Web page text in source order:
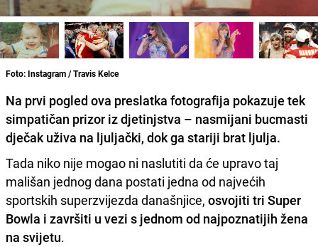
Foto: Instagram / Travis Kelce
Na prvi pogled ova preslatka fotografija pokazuje tek
simpatičan prizor iz djetinjstva – nasmijani bucmasti
dječak uživa na ljuljački, dok ga stariji brat ljulja.
Tada niko nije mogao ni naslutiti da će upravo taj
mališan jednog dana postati jedna od najvećih
sportskih superzvijezda današnjice, osvojiti tri Super
Bowla i završiti u vezi s jednom od najpoznatijih žena
na svijetu.